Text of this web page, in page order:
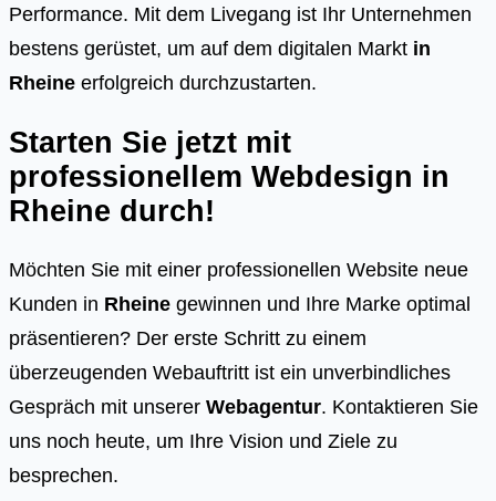
Performance. Mit dem Livegang ist Ihr Unternehmen
bestens gerüstet, um auf dem digitalen Markt in
Rheine erfolgreich durchzustarten.
Starten Sie jetzt mit
professionellem Webdesign in
Rheine durch!
Möchten Sie mit einer professionellen Website neue
Kunden in Rheine gewinnen und Ihre Marke optimal
präsentieren? Der erste Schritt zu einem
überzeugenden Webauftritt ist ein unverbindliches
Gespräch mit unserer Webagentur. Kontaktieren Sie
uns noch heute, um Ihre Vision und Ziele zu
besprechen.